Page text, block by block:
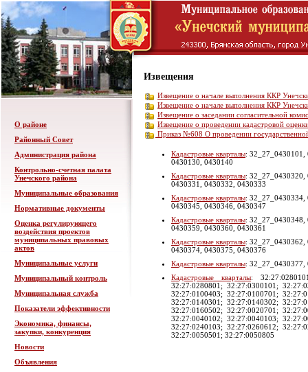
О районе
Районный Совет
Администрация района
Контрольно-счетная палата
Унечского района
Муниципальные образования
Нормативные документы
Оценка регулирующего
воздействия проектов
муниципальных правовых
актов
Муниципальные услуги
Муниципальный контроль
Муниципальная служба
Показатели эффективности
Экономика, финансы,
закупки, конкуренция
Новости
Объявления
Извещения
Извещение о начале выполнения ККР
Извещение о начале выполнения ККР
Извещение о заседании согласительной
Извещение о проведении кадастровой
Приказ №608 О проведении
Кадастровые кварталы:
0430130, 0430140
Кадастровые кварталы:
0430331, 0430332, 0430333
Кадастровые кварталы:
0430345, 0430346, 0430347
Кадастровые кварталы:
0430359, 0430360, 0430361
Кадастровые кварталы:
0430374, 0430375, 0430376
Кадастровые кварталы:
Кадастровые кварталы:
32:27:0280801; 32:27:0300101;
32:27:0100403; 32:27:0100701;
32:27:0140301; 32:27:0140302;
32:27:0160502; 32:27:0020701;
32:27:0040102; 32:27:0040103;
32:27:0240103; 32:27:0260612;
32:27:0050501; 32:27:0050805